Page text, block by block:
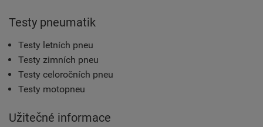
Testy pneumatik
Testy letních pneu
Testy zimních pneu
Testy celoročních pneu
Testy motopneu
Užitečné informace